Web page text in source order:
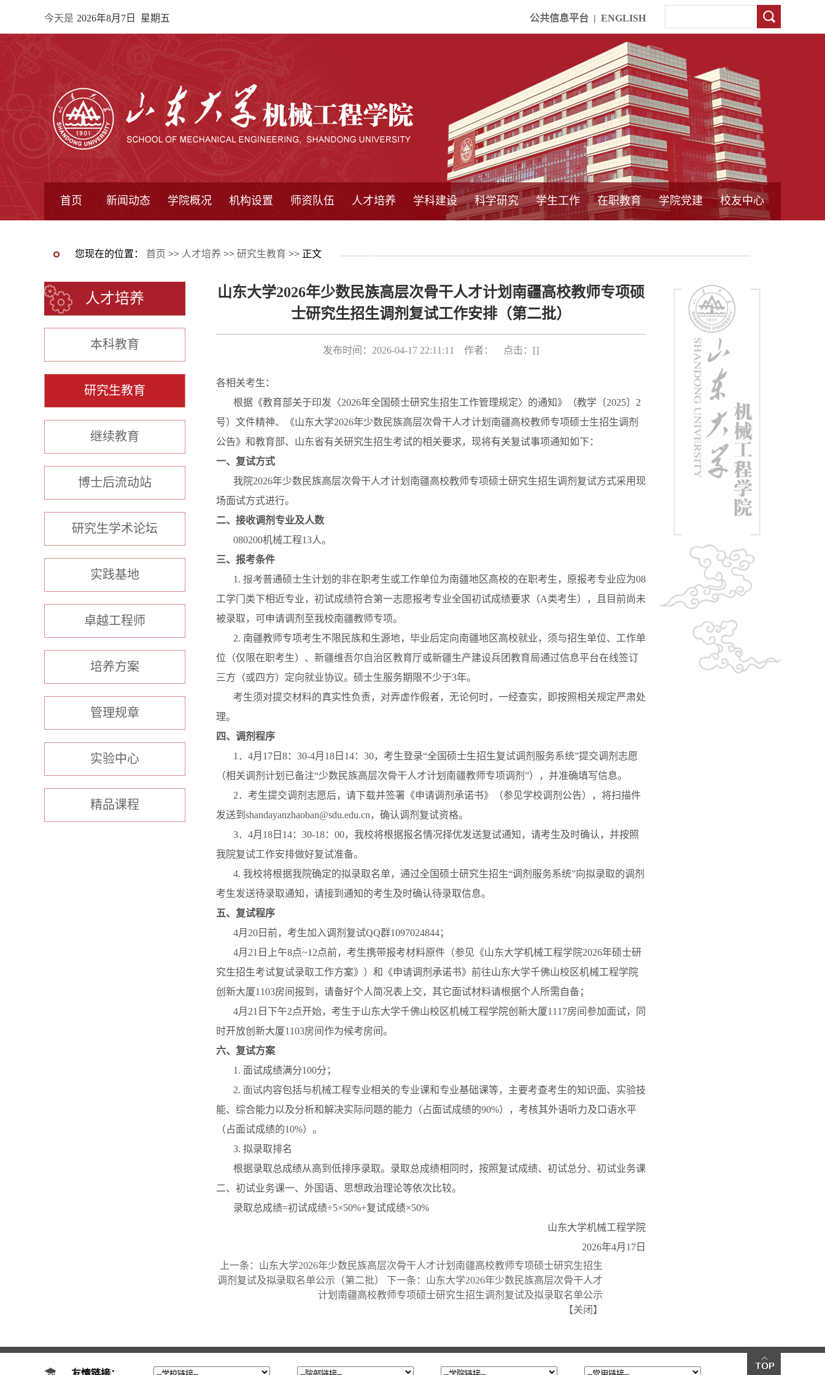
今天是 2026年8月7日 星期五 公共信息平台 | ENGLISH
首页 新闻动态 学院概况 机构设置 师资队伍 人才培养
坛
学科建设 科学研究 学生工作 在职教育 学院党建 校友中心
您现在的位置： 首页 >> 人才培养 >> 研究生教育 >> 正文
人才培养
本科教育
研究生教育
继续教育
博士后流动站
研究生学术论坛
实践基地
卓越工程师
培养方案
管理规章
实验中心
精品课程
山东大学2026年少数民族高层次骨干人才计划南疆高校教师专项硕
士研究生招生调剂复试工作安排（第二批）
发布时间：2026-04-17 22:11:11 作者： 点击：[]
各相关考生：
根据《教育部关于印发〈2026年全国硕士研究生招生工作管理规定〉的通知》（教学〔2025〕 2
号）文件精神、《山东大学2026年少数民族高层次骨干人才计划南疆高校教师专项硕士生招生调剂
公告》和教育部、山东省有关研究生招生考试的相关要求，现将有关复试事项通知如下：
一、复试方式
我院2026年少数民族高层次骨干人才计划南疆高校教师专项硕士研究生招生调剂复试方式采用现
场面试方式进行。
二、接收调剂专业及人数
080200机械工程13人。
三、报考条件
1. 报考普通硕士生计划的非在职考生或工作单位为南疆地区高校的在职考生，原报考专业应为08
工学门类下相近专业，初试成绩符合第一志愿报考专业全国初试成绩要求（A类考生），且目前尚未
被录取，可申请调剂至我校南疆教师专项。
2. 南疆教师专项考生不限民族和生源地，毕业后定向南疆地区高校就业，须与招生单位、工作单
位（仅限在职考生）、新疆维吾尔自治区教育厅或新疆生产建设兵团教育局通过信息平台在线签订
三方（或四方）定向就业协议。硕士生服务期限不少于3年。
考生须对提交材料的真实性负责，对弄虚作假者，无论何时，一经查实，即按照相关规定严肃处
理。
四、调剂程序
1 ． 4月 17 日 8： 30-4月 18 日 14： 30，考生登录“全国硕士生招生复试调剂服务系统”提交调剂志愿
（相关调剂计划已备注“少数民族高层次骨干人才计划南疆教师专项调剂”），并准确填写信息。
2．考生提交调剂志愿后，请下载并签署《申请调剂承诺书》（参见学校调剂公告），将扫描件
发送到 shandayanzhaoban@sdu.edu.cn，确认调剂复试资格。
3． 4月 18 日 14： 30-18： 00，我校将根据报名情况择优发送复试通知，请考生及时确认，并按照
我院复试工作安排做好复试准备。
4. 我校将根据我院确定的拟录取名单，通过全国硕士研究生招生“调剂服务系统”向拟录取的调剂
考生发送待录取通知，请接到通知的考生及时确认待录取信息。
五、复试程序
4月 20 日前，考生加入调剂复试QQ群1097024844；
4月 21 日上午8点~12点前，考生携带报考材料原件（参见《山东大学机械工程学院2026年硕士研
究生招生考试复试录取工作方案》）和《申请调剂承诺书》前往山东大学千佛山校区机械工程学院
创新大厦1103房间报到，请备好个人简况表上交，其它面试材料请根据个人所需自备；
4月 21 日下午2点开始，考生于山东大学千佛山校区机械工程学院创新大厦1117房间参加面试，同
时开放创新大厦1103房间作为候考房间。
六、复试方案
1. 面试成绩满分100分；
2. 面试内容包括与机械工程专业相关的专业课和专业基础课等，主要考查考生的知识面、实验技
能、综合能力以及分析和解决实际问题的能力（占面试成绩的90%），考核其外语听力及口语水平
（占面试成绩的10%）。
3. 拟录取排名
根据录取总成绩从高到低排序录取。录取总成绩相同时，按照复试成绩、初试总分、初试业务课
二、初试业务课一、外国语、思想政治理论等依次比较。
录取总成绩=初试成绩÷5×50%+复试成绩×50%
山东大学机械工程学院
2026年4月 17 日
上一条： 山东大学2026年少数民族高层次骨干人才计划南疆高校教师专项硕士研究生招生
调剂复试及拟录取名单公示（第二批）
下一条： 山东大学2026年少数民族高层次骨干人才
计划南疆高校教师专项硕士研究生招生调剂复试及拟录取名单公示
【关闭 】